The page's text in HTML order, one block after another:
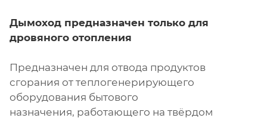
Дымоход предназначен только для
дровяного отопления
Предназначен для отвода продуктов
сгорания от теплогенерирующего
оборудования бытового
назначения, работающего на твёрдом